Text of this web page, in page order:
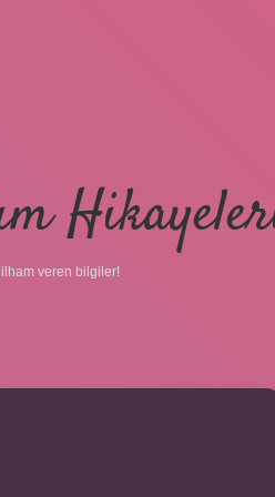
veren bilgiler!